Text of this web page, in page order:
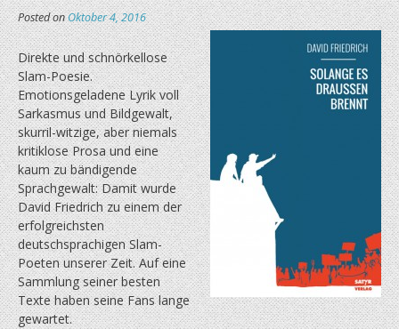
Posted onOktober 4, 2016
Direkte und schnörkellose
Slam-Poesie.
Emotionsgeladene Lyrik voll
Sarkasmus und Bildgewalt,
skurril-witzige, aber niemals
kritiklose Prosa und eine
kaum zu bändigende
Sprachgewalt: Damit wurde
David Friedrich zu einem der
erfolgreichsten
deutschsprachigen Slam-
Poeten unserer Zeit. Auf eine
Sammlung seiner besten
Texte haben seine Fans lange
gewartet.